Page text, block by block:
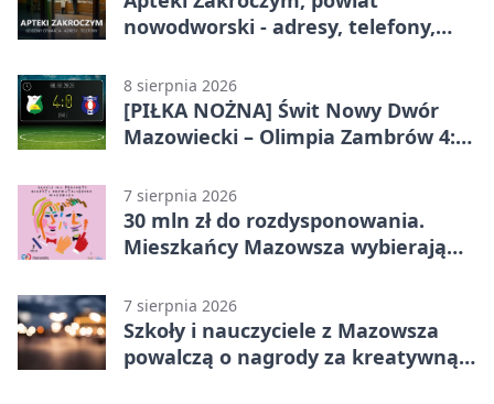
nowodworski - adresy, telefony,
8 sierpnia 2026
[PIŁKA NOŻNA] Świt Nowy Dwór
Mazowiecki – Olimpia Zambrów 4:0
Grupa 1 (Grupa I)
7 sierpnia 2026
30 mln zł do rozdysponowania.
Mieszkańcy Mazowsza wybierają
7 sierpnia 2026
Szkoły i nauczyciele z Mazowsza
powalczą o nagrody za kreatywną